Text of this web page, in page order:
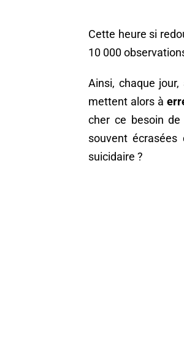
Cette heure si
10 000
Ainsi, chaque
mettent alors à
cher ce besoin
souvent
suicidaire ?